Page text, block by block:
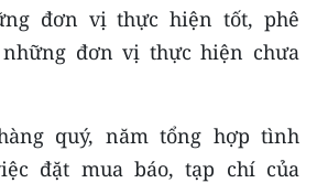
đơn vị thực hiện tốt, phê
đơn vị thực hiện chưa
quý, năm tổng hợp tình
đặt mua báo, tạp chí của